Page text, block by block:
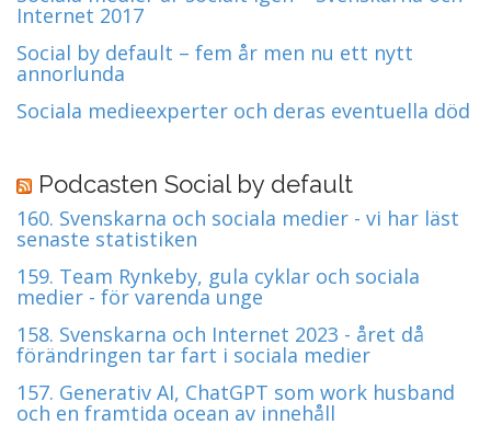
Internet 2017
Social by default – fem år men nu ett nytt
annorlunda
Sociala medieexperter och deras eventuella död
Podcasten Social by default
160. Svenskarna och sociala medier - vi har läst
senaste statistiken
159. Team Rynkeby, gula cyklar och sociala
medier - för varenda unge
158. Svenskarna och Internet 2023 - året då
förändringen tar fart i sociala medier
157. Generativ AI, ChatGPT som work husband
och en framtida ocean av innehåll